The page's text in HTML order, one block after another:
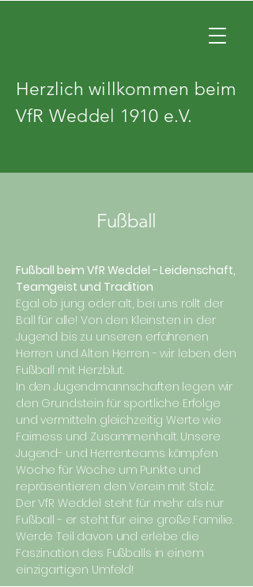
Herzlich willkommen beim
VfR Weddel 1910 e.V.
Fußball
Fußball beim VfR Weddel - Leidenschaft,
Teamgeist und Tradition
Egal ob jung oder alt, bei uns rollt der
Ball für alle! Von den Kleinsten in der
Jugend bis zu unseren erfahrenen
Herren und Alten Herren - wir leben den
Fußball mit Herzblut.
In den Jugendmannschaften legen wir
den Grundstein für sportliche Erfolge
und vermitteln gleichzeitig Werte wie
Fairness und Zusammenhalt. Unsere
Jugend- und Herrenteams kämpfen
Woche für Woche um Punkte und
repräsentieren den Verein mit Stolz.
Der VfR Weddel steht für mehr als nur
Fußball - er steht für eine große Familie.
Werde Teil davon und erlebe die
Faszination des Fußballs in einem
einzigartigen Umfeld!